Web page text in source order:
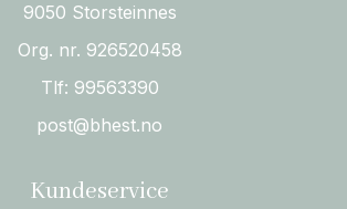
9050 Storsteinnes
Org. nr. 926520458
Tlf: 99563390
post@bhest.no
Kundeservice